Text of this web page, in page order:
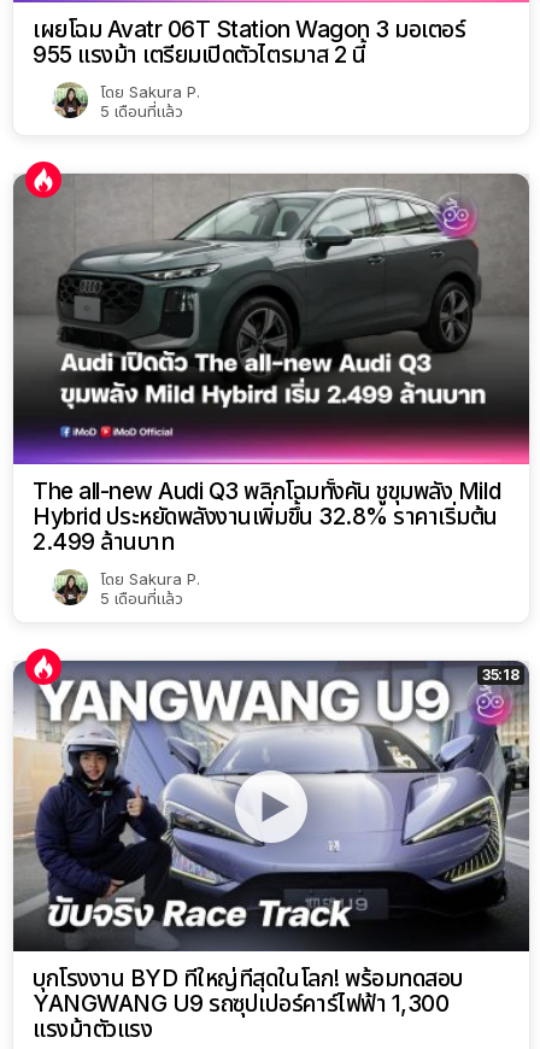
เผยโฉม Avatr 06T Station Wagon 3 มอเตอร์
955 แรงม้า เตรียมเปิดตัวไตรมาส 2 นี้
โดย Sakura P.
5 เดือนที่แล้ว
The all-new Audi Q3 พลิกโฉมทั้งคัน ชูขุมพลัง Mild
Hybrid ประหยัดพลังงานเพิ่มขึ้น 32.8% ราคาเริ่มต้น
2.499 ล้านบาท
โดย Sakura P.
5 เดือนที่แล้ว
35:18
บุกโรงงาน BYD ที่ใหญ่ที่สุดในโลก! พร้อมทดสอบ
YANGWANG U9 รถซุปเปอร์คาร์ไฟฟ้า 1,300
แรงม้าตัวแรง